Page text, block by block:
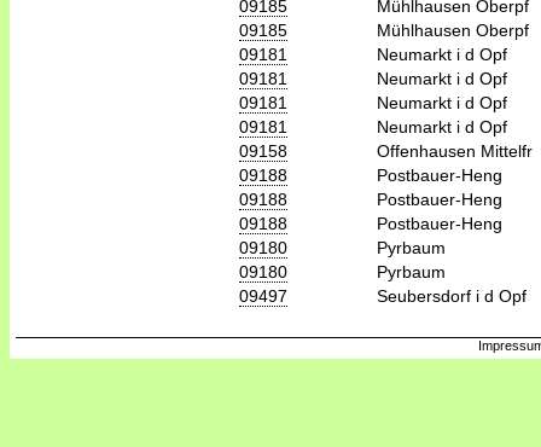
09185
Mühlhausen Oberpf
09185
Mühlhausen Oberpf
09181
Neumarkt i d Opf
09181
Neumarkt i d Opf
09181
Neumarkt i d Opf
09181
Neumarkt i d Opf
09158
Offenhausen Mittelfr
09188
Postbauer-Heng
09188
Postbauer-Heng
09188
Postbauer-Heng
09180
Pyrbaum
09180
Pyrbaum
09497
Seubersdorf i d Opf